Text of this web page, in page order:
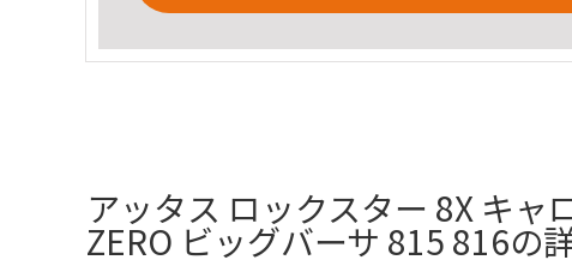
アッタス ロックスター 8X キ
ZERO ビッグバーサ 815 816の